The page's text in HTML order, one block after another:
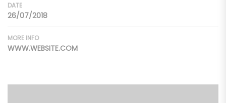
DATE
26/07/2018
MORE INFO
WWW.WEBSITE.COM